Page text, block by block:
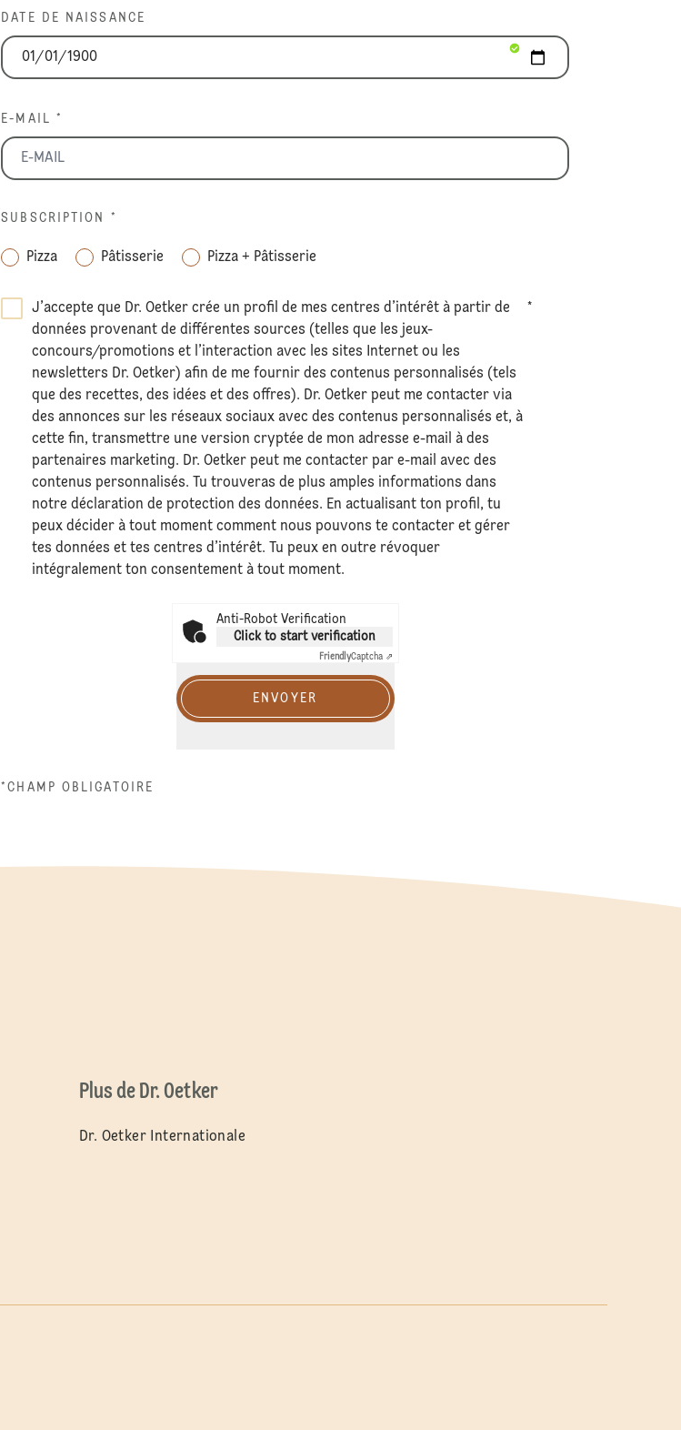
DATE DE NAISSANCE
E-MAIL *
SUBSCRIPTION *
Pizza Pâtisserie Pizza + Pâtisserie
J’accepte que Dr. Oetker crée un profil de mes centres d’intérêt à partir de
données provenant de différentes sources (telles que les jeux-
concours/promotions et l’interaction avec les sites Internet ou les
newsletters Dr. Oetker) afin de me fournir des contenus personnalisés (tels
que des recettes, des idées et des offres). Dr. Oetker peut me contacter via
des annonces sur les réseaux sociaux avec des contenus personnalisés et, à
cette fin, transmettre une version cryptée de mon adresse e-mail à des
partenaires marketing. Dr. Oetker peut me contacter par e-mail avec des
contenus personnalisés. Tu trouveras de plus amples informations dans
notre déclaration deprotection des données. En actualisant ton profil, tu
peux décider à tout moment comment nous pouvons te contacter et gérer
tes données et tes centres d’intérêt. Tu peux en outre révoquer
intégralement ton consentement à tout moment.
*
Anti-Robot Verification
Click to start verification
FriendlyCaptcha ⇗
ENVOYER
*CHAMP OBLIGATOIRE
Plus de Dr. Oetker
Dr. Oetker Internationale